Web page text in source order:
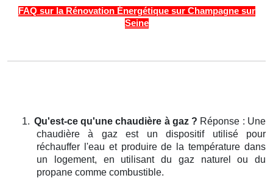
FAQ sur la Rénovation Énergétique sur Champagne sur
Seine
1. Qu'est-ce qu'une chaudière à gaz ? Réponse : Une
chaudière à gaz est un dispositif utilisé pour
réchauffer l'eau et produire de la température dans
un logement, en utilisant du gaz naturel ou du
propane comme combustible.